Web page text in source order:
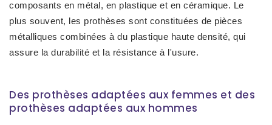
composants en métal, en plastique et en céramique. Le
plus souvent, les prothèses sont constituées de pièces
métalliques combinées à du plastique haute densité, qui
assure la durabilité et la résistance à l'usure.
Des prothèses adaptées aux femmes et des
prothèses adaptées aux hommes